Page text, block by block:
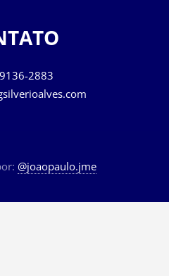
2883
@joaopaulo.jme